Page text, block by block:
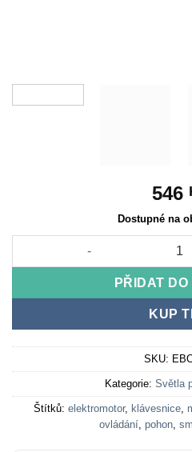
546
Dostupné na
Tlačítková deska pro ovládání
PŘIDAT
KUP
SKU:
Kategorie: Světla
Štítků: elektromotor, klávesnice,
ovládání, pohon,